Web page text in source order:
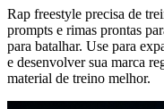
Rap freestyle precisa de
prompts e rimas prontas
para batalhar. Use para
e desenvolver sua marca
material de treino melhor.